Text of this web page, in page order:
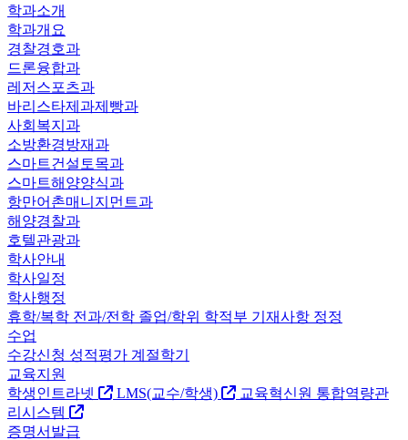
학과소개
학과개요
경찰경호과
드론융합과
레저스포츠과
바리스타제과제빵과
사회복지과
소방환경방재과
스마트건설토목과
스마트해양양식과
항만어촌매니지먼트과
해양경찰과
호텔관광과
학사안내
학사일정
학사행정
휴학/복학 전과/전학 졸업/학위 학적부 기재사항 정정
수업
수강신청 성적평가 계절학기
교육지원
학생인트라넷
LMS(교수/학생) 교육혁신원 통합역량관
리시스템
증명서발급